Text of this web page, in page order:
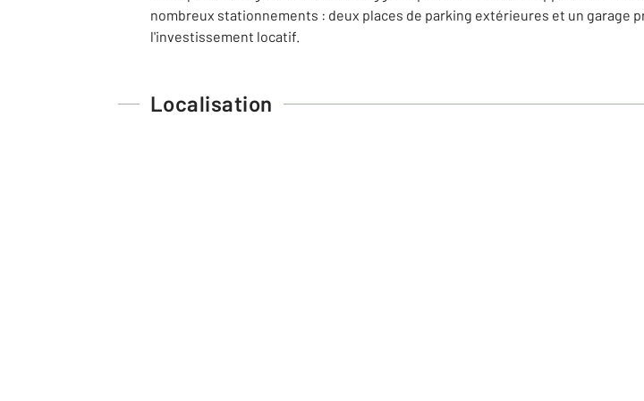
nombreux stationnements : deux places de parking extérieures et un garage
l'investissement locatif.
Localisation